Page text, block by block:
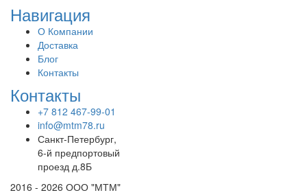
Навигация
О Компании
Доставка
Блог
Контакты
Контакты
+7 812 467-99-01
info@mtm78.ru
Санкт-Петербург,
6-й предпортовый
проезд д.8Б
2016 - 2026 ООО "МТМ"